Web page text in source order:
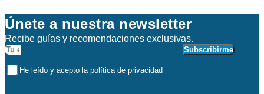
Únete a nuestra newsletter
Recibe guías y recomendaciones exclusivas.
He leído y acepto la política de privacidad
Subscribirme